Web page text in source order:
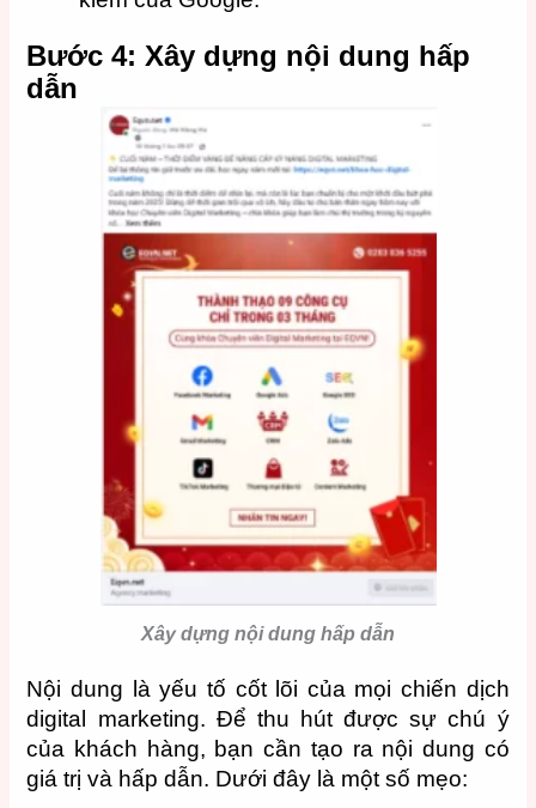
Bước 4: Xây dựng nội dung hấp
dẫn
Xây dựng nội dung hấp dẫn
Nội dung là yếu tố cốt lõi của mọi chiến dịch
digital marketing. Để thu hút được sự chú ý
của khách hàng, bạn cần tạo ra nội dung có
giá trị và hấp dẫn. Dưới đây là một số mẹo: